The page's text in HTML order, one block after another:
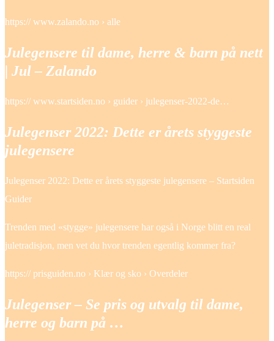
https:// www.zalando.no › alle
Julegensere til dame, herre & barn på nett
| Jul – Zalando
https:// www.startsiden.no › guider › julegenser-2022-de…
Julegenser 2022: Dette er årets styggeste
julegensere
Julegenser 2022: Dette er årets styggeste julegensere – Startsiden
Guider
Trenden med «stygge» julegensere har også i Norge blitt en real
juletradisjon, men vet du hvor trenden egentlig kommer fra?
https:// prisguiden.no › Klær og sko › Overdeler
Julegenser – Se pris og utvalg til dame,
herre og barn på …